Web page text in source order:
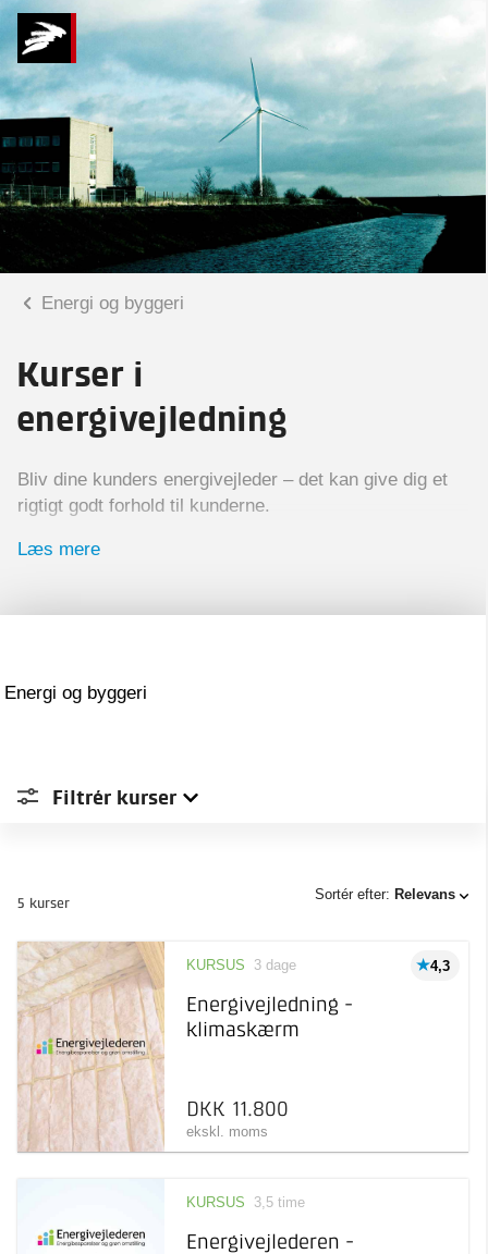
Energi og byggeri
Kurser i
energivejledning
Bliv dine kunders energivejleder – det kan give dig et
rigtigt godt forhold til kunderne.
På Teknologisk Instituts energivejledningskurser
Læs mere
Energi og byggeri
Filtrér kurser
Online 1
Taastrup
Type
Kursus
Læring inden for et
specifikt emne
Webinar
Online seminar med live
oplæg
Pris
Afholdelsesgaranti
Sortér efter: Relevans
5 kurser
4,3
KURSUS 3 dage
Energivejledning -
klimaskærm
DKK 11.800
ekskl. moms
KURSUS 3,5 time
Energivejlederen -